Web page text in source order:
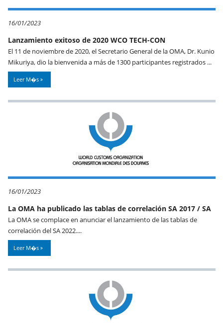
16/01/2023
Lanzamiento exitoso de 2020 WCO TECH-CON
El 11 de noviembre de 2020, el Secretario General de la OMA, Dr. Kunio
Mikuriya, dio la bienvenida a más de 1300 participantes registrados ...
Leer M�s
16/01/2023
La OMA ha publicado las tablas de correlación SA 2017 / SA
La OMA se complace en anunciar el lanzamiento de las tablas de
correlación del SA 2022....
Leer M�s